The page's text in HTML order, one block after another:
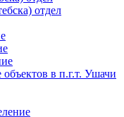
отдел
в п.г.т. Ушачи